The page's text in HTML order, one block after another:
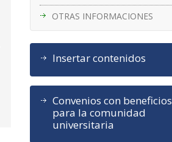
OTRAS INFORMACIONES
Insertar contenidos
Convenios con beneficios
para la comunidad
universitaria